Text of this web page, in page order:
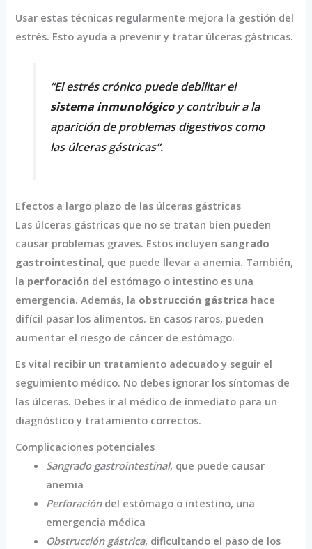
Usar estas técnicas regularmente mejora la gestión del
estrés. Esto ayuda a prevenir y tratar úlceras gástricas.
“El estrés crónico puede debilitar el
sistema inmunológicoy contribuir a la
aparición de problemas digestivos como
las úlceras gástricas”.
Efectos a largo plazo de las úlceras gástricas
Las úlceras gástricas que no se tratan bien pueden
causar problemas graves. Estos incluyen sangrado
gastrointestinal, que puede llevar a anemia. También,
la perforación del estómago o intestino es una
emergencia. Además, la obstrucción gástrica hace
difícil pasar los alimentos. En casos raros, pueden
aumentar el riesgo de cáncer de estómago.
Es vital recibir un tratamiento adecuado y seguir el
seguimiento médico. No debes ignorar los síntomas de
las úlceras. Debes ir al médico de inmediato para un
diagnóstico y tratamiento correctos.
Complicaciones potenciales
Sangrado gastrointestinal, que puede causar
anemia
Perforacióndel estómago o intestino, una
emergencia médica
Obstrucción gástrica, dificultando el paso de los